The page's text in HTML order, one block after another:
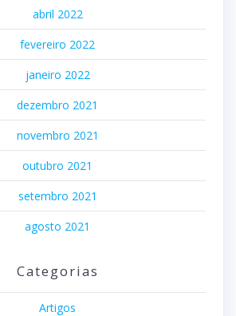
abril 2022
fevereiro 2022
janeiro 2022
dezembro 2021
novembro 2021
outubro 2021
setembro 2021
agosto 2021
Categorias
Artigos